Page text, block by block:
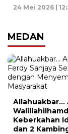
24 Mei 2026 |
MEDAN
Allahuakbar…
Keberkahan
dan 2